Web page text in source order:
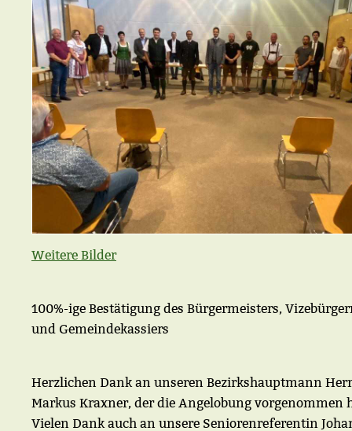
Weitere Bilder
100%-ige Bestätigung des Bürgermeisters,
und Gemeindekassiers
Herzlichen Dank an unseren Bezirkshauptmann
Markus Kraxner, der die Angelobung vorgenommen
Vielen Dank auch an unsere Seniorenreferentin